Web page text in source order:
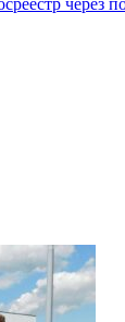
через